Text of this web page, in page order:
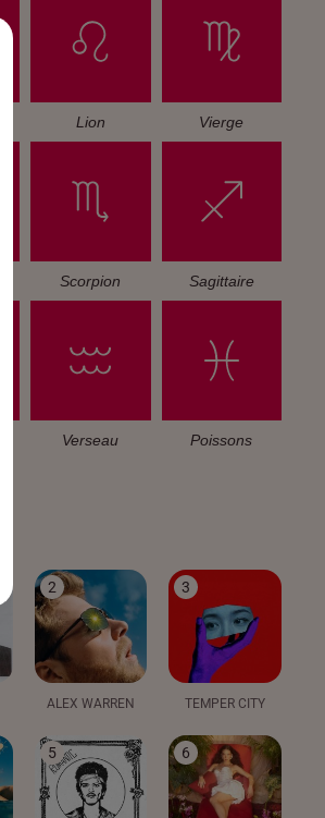
Lion Vierge
Scorpion Sagittaire
Verseau Poissons
2
ALEX WARREN
3
TEMPER CITY
5 6